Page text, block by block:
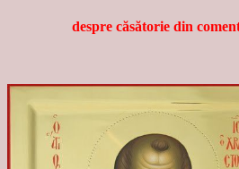
despre căsătorie din